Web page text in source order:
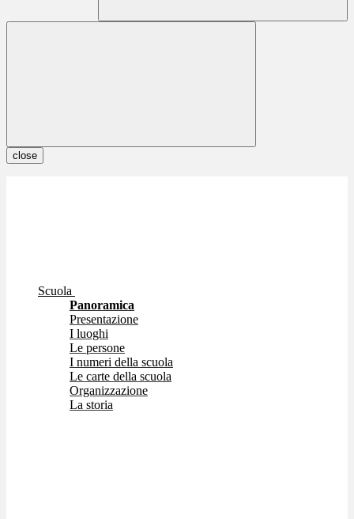
close
Scuola
Panoramica
Presentazione
I luoghi
Le persone
I numeri della scuola
Le carte della scuola
Organizzazione
La storia